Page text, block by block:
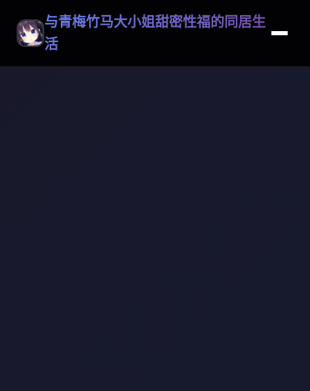
与青梅竹马大小姐甜密性福的同居生
活